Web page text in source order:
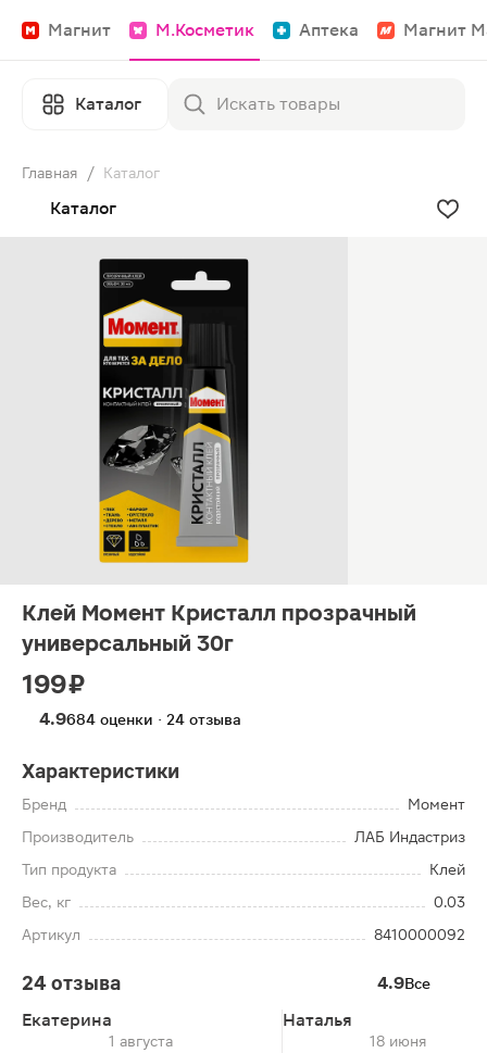
Магнит М.Косметик Аптека Магнит
Каталог
Главная / Каталог
Каталог
Клей Момент Кристалл прозрачный
универсальный 30г
199 ₽
4.9684 оценки · 24 отзыва
Характеристики
Бренд
Момент
Производитель
ЛАБ Индастриз
Тип продукта
Клей
Вес, кг
0.03
Артикул
8410000092
24 отзыва 4.9Все
Екатерина
1 августа
Наталья
18 июня